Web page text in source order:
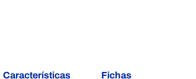
Características
Fichas